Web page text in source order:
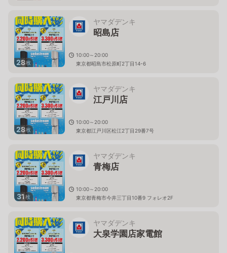
28枚
ヤマダデンキ
昭島店
10:00～20:00
東京都昭島市松原町2丁目14-6
28枚
ヤマダデンキ
江戸川店
10:00～20:00
東京都江戸川区松江2丁目29番7号
31枚
ヤマダデンキ
青梅店
10:00～20:00
東京都青梅市今井三丁目10番9 フォレオ2F
ヤマダデンキ
大泉学園店家電館